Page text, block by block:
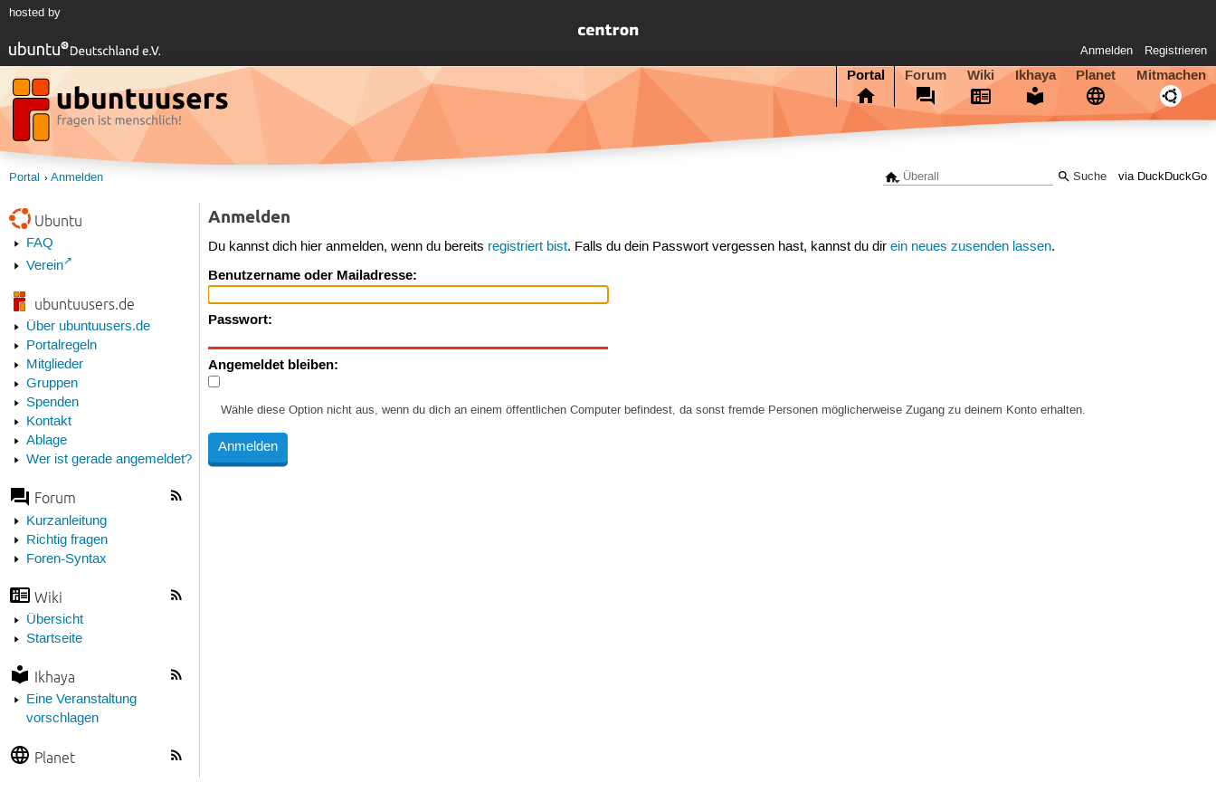
hosted by
Anmelden Registrieren
Portal Forum Wiki Ikhaya Planet Mitmachen
via DuckDuckGo
Portal Anmelden
Ubuntu
FAQ
Verein
ubuntuusers.de
Über ubuntuusers.de
Portalregeln
Mitglieder
Gruppen
Spenden
Kontakt
Ablage
Wer ist gerade angemeldet?
Forum
Kurzanleitung
Richtig fragen
Foren-Syntax
Wiki
Übersicht
Startseite
Ikhaya
Eine Veranstaltung
vorschlagen
Planet
Anmelden
Du kannst dich hier anmelden, wenn du bereits registriert bist. Falls du dein Passwort vergessen hast, kannst du direin neues zusenden lassen.
Benutzername oder Mailadresse:
Passwort:
Angemeldet bleiben:
Wähle diese Option nicht aus, wenn du dich an einem öffentlichen Computer befindest, da sonst fremde Personen möglicherweise Zugang zu deinem Konto erhalten.